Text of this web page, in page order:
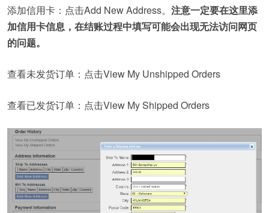
添加信用卡：点击Add New Address。 注意一定要在这里添
加信用卡信息，在结账过程中填写可能会出现无法访问网页
的问题。
查看未发货订单：点击View My Unshipped Orders
查看已发货订单：点击View My Shipped Orders